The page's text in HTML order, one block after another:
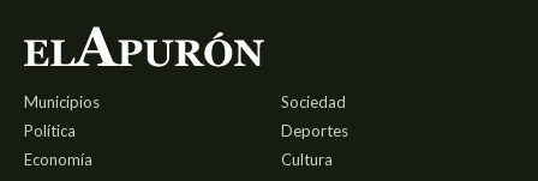
Municipios
Política
Economía
Sociedad
Deportes
Cultura